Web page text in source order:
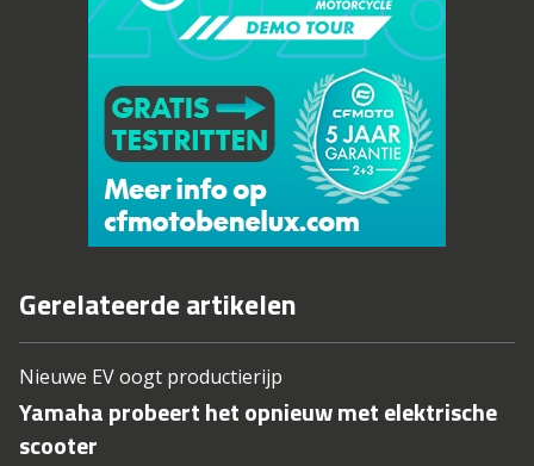
Gerelateerde artikelen
Nieuwe EV oogt productierijp
Yamaha probeert het opnieuw met elektrische
scooter